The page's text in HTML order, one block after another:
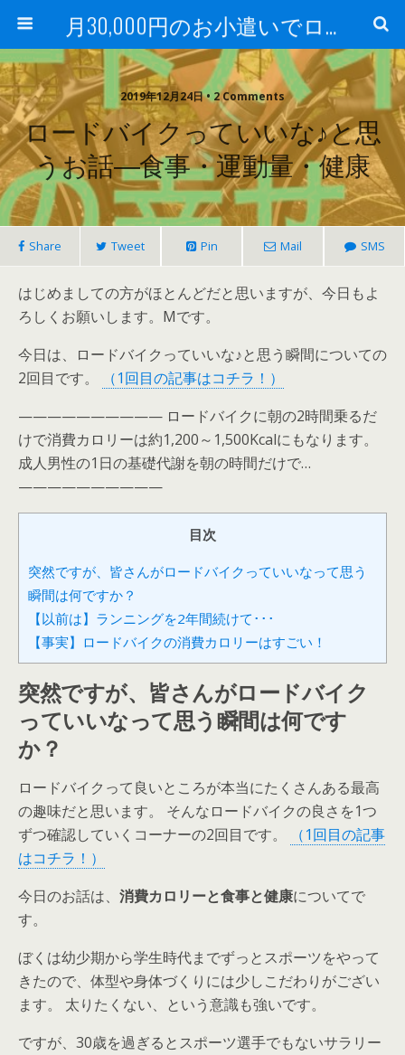
月30,000円のお小遣いでロードバイク
2019年12月24日 • 2 Comments
ロードバイクっていいな♪と思
うお話―食事・運動量・健康
Share Tweet Pin Mail SMS
はじめましての方がほとんどだと思いますが、今日もよ
ろしくお願いします。Mです。
今日は、ロードバイクっていいな♪と思う瞬間についての
2回目です。
（1回目の記事はコチラ！）
—————————— ロードバイクに朝の2時間乗るだ
けで消費カロリーは約1,200～1,500Kcalにもなります。
成人男性の1日の基礎代謝を朝の時間だけで…
——————————
目次
突然ですが、皆さんがロードバイクっていいなって思う
瞬間は何ですか？
【以前は】ランニングを2年間続けて･･･
【事実】ロードバイクの消費カロリーはすごい！
突然ですが、皆さんがロードバイク
っていいなって思う瞬間は何です
か？
ロードバイクって良いところが本当にたくさんある最高
の趣味だと思います。 そんなロードバイクの良さを1つ
ずつ確認していくコーナーの2回目です。
（1回目の記事
はコチラ！）
今日のお話は、 消費カロリーと食事と健康についてで
す。
ぼくは幼少期から学生時代までずっとスポーツをやって
きたので、体型や身体づくりには少しこだわりがござい
ます。 太りたくない、という意識も強いです。
ですが、30歳を過ぎるとスポーツ選手でもないサラリー